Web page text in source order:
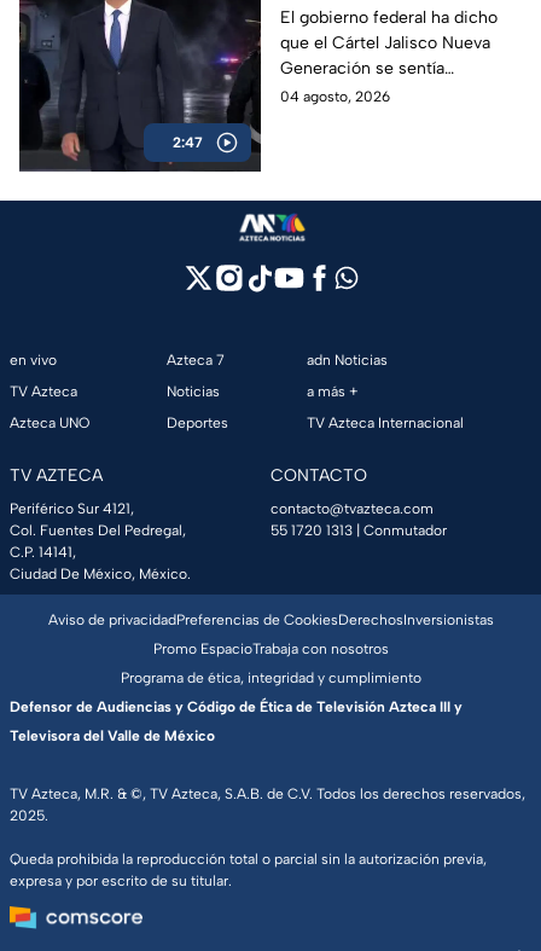
2:47
Manzo
El gobierno federal ha dicho
que el Cártel Jalisco Nueva
Generación se sentía
provocado por Carlos Manzo,
04 agosto, 2026
en vivo
TV Azteca
Azteca UNO
Azteca 7
Noticias
Deportes
adn Noticias
a más +
TV Azteca Internacional
TV AZTECA
Periférico Sur 4121,
Col. Fuentes Del Pedregal,
C.P. 14141,
Ciudad De México, México.
CONTACTO
contacto@tvazteca.com
55 1720 1313 | Conmutador
TV Azteca, M.R. & ©, TV Azteca, S.A.B. de C.V. Todos los derechos reservados,
2025.
Queda prohibida la reproducción total o parcial sin la autorización previa,
expresa y por escrito de su titular.
Aviso de privacidadPreferencias de CookiesDerechosInversionistas
Promo EspacioTrabaja con nosotros
Programa de ética, integridad y cumplimiento
Defensor de Audiencias y Código de Ética de Televisión Azteca III y
Televisora del Valle de México